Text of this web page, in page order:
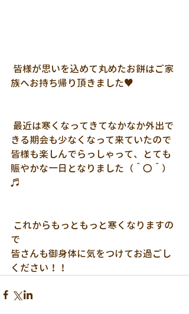
族へお持ち帰り頂きました♥
きる期会も少なくなって来ていたので
皆様も楽しんでらっしゃって、とても
賑やかな一日となりました（＾〇＾）
♬
で
皆さんも御身体に気をつけてお過ごし
ください！！